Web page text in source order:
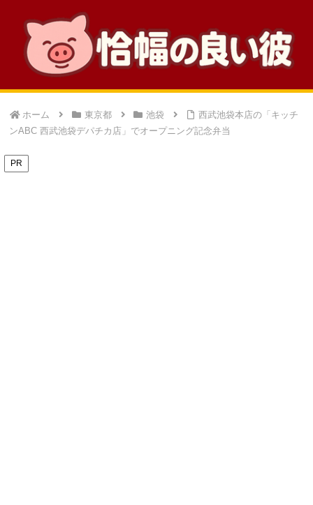
ホーム 東京都 池袋
西武池袋本店の「キッチ
ンABC 西武池袋デパチカ店」でオープニング記念弁当
PR